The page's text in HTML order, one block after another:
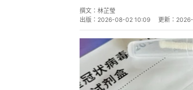
撰文： 林芷瑩
出版： 2026-08-02 10:09 更新：